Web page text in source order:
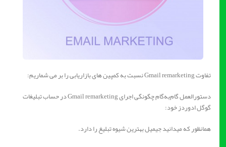
تفاوت Gmail remarketing نسبت به کمپین های بازاریابی را بر می شماریم:
دستورالعمل گام‌به‌گام چگونگی اجرای Gmail remarketing در حساب تبلیغات
گوگل ادوردز خود:
همانظور که میدانید جیمیل بهترین شیوه تبلیغ را دارد.